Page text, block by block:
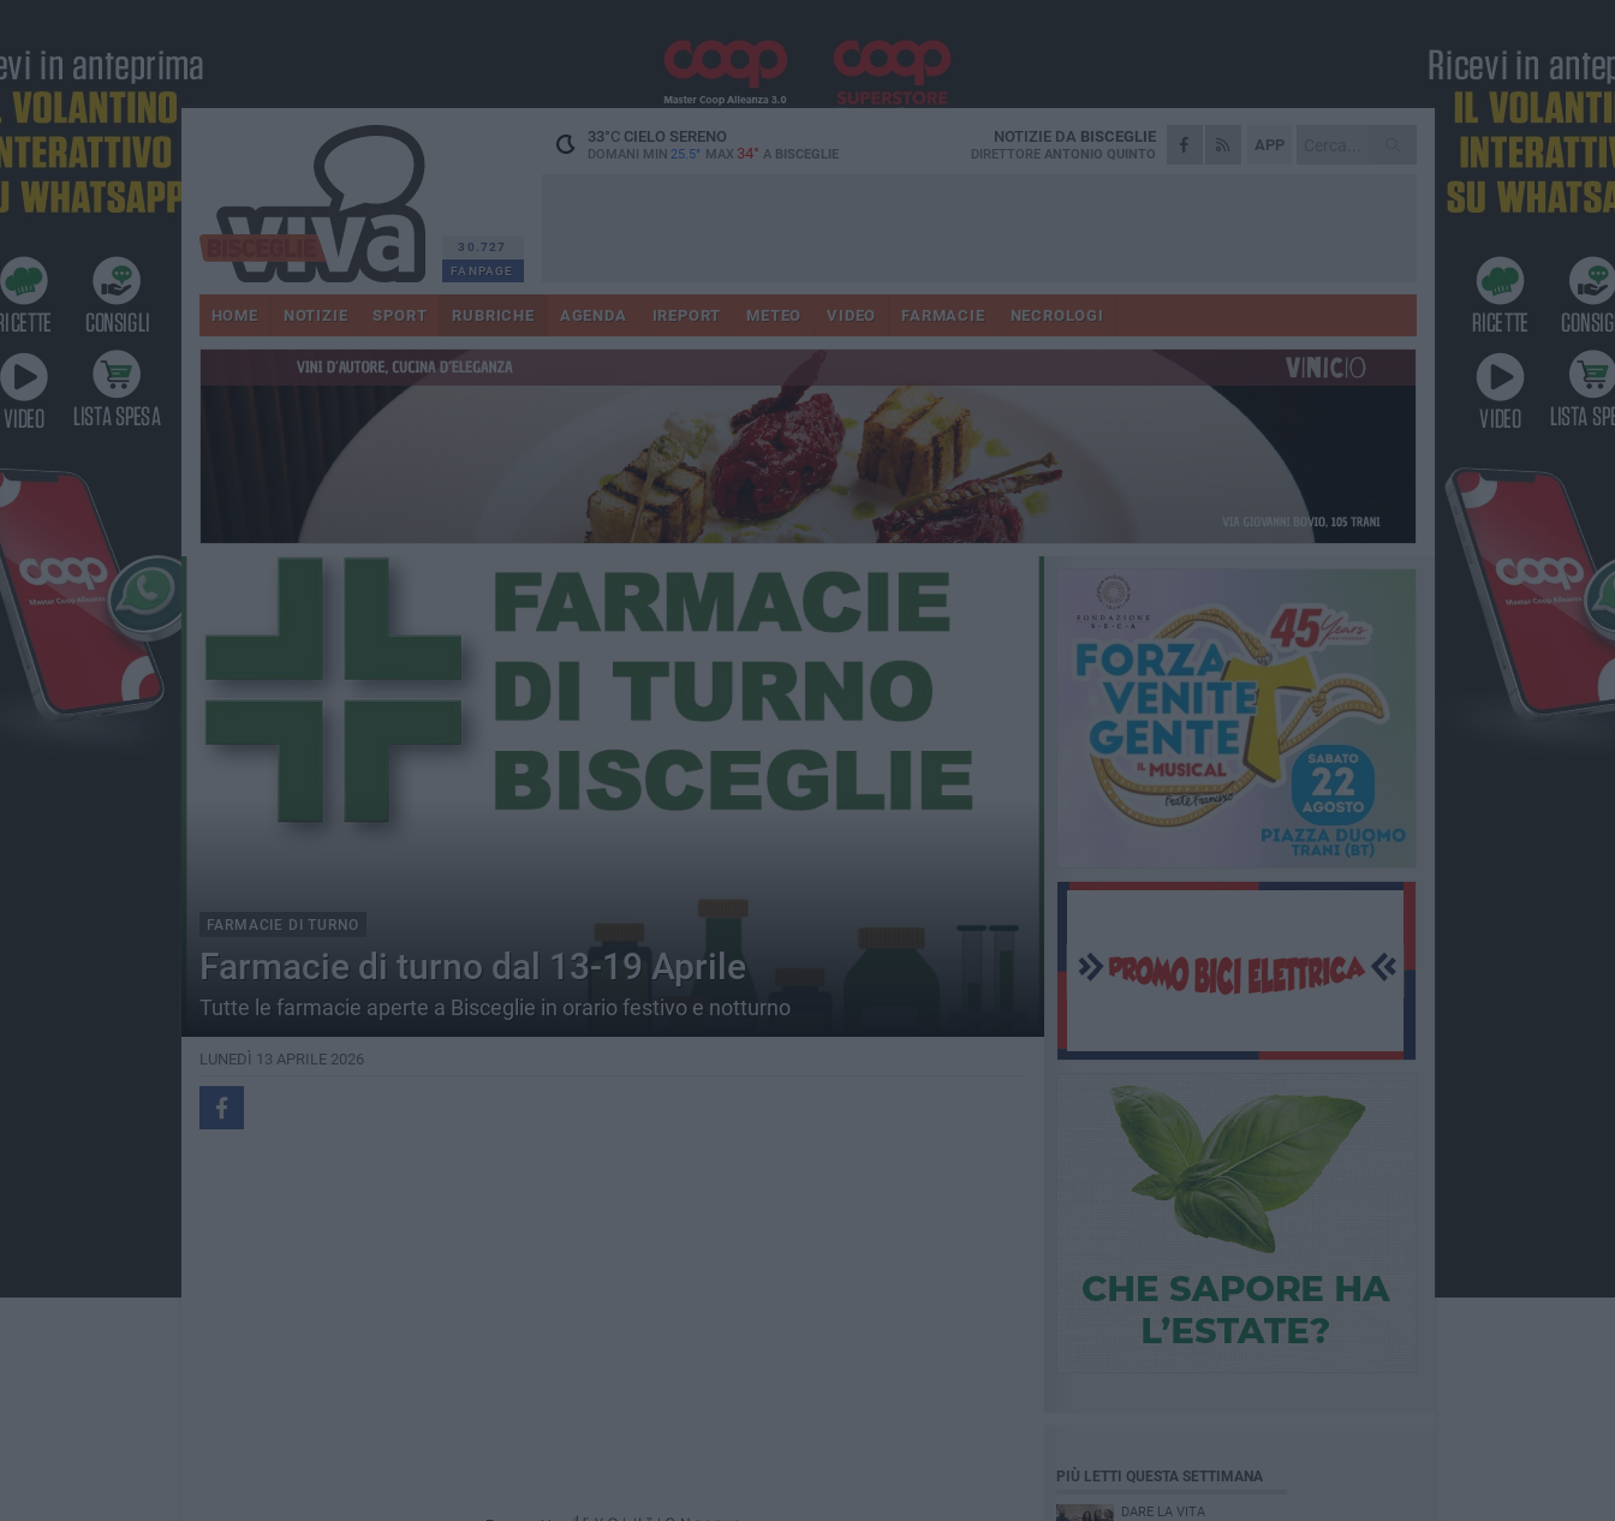
30.727
FANPAGE
33°CCIELO SERENO
DOMANI MIN 25.5° MAX 34° A BISCEGLIE
APP
NOTIZIE DA BISCEGLIE
DIRETTORE ANTONIO QUINTO
HOME NOTIZIE SPORT RUBRICHE AGENDA IREPORT METEO VIDEO FARMACIE NECROLOGI
FARMACIE DI TURNO
Farmacie di turno dal 13-19 Aprile
Tutte le farmacie aperte a Bisceglie in orario festivo e notturno
LUNEDÌ 13 APRILE 2026
PIÙ LETTI QUESTA SETTIMANA
DARE LA VITA